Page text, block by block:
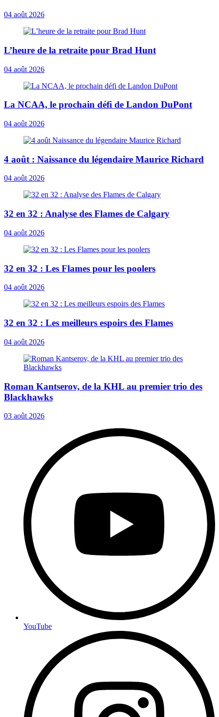
04 août 2026
L’heure de la retraite pour Brad Hunt
04 août 2026
La NCAA, le prochain défi de Landon DuPont
04 août 2026
4 août : Naissance du légendaire Maurice Richard
04 août 2026
32 en 32 : Analyse des Flames de Calgary
04 août 2026
32 en 32 : Les Flames pour les poolers
04 août 2026
32 en 32 : Les meilleurs espoirs des Flames
04 août 2026
Roman Kantserov, de la KHL au premier trio des
Blackhawks
03 août 2026
YouTube